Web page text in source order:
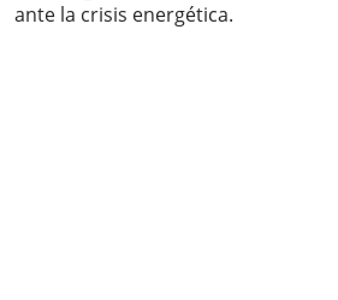
ante la crisis energética.